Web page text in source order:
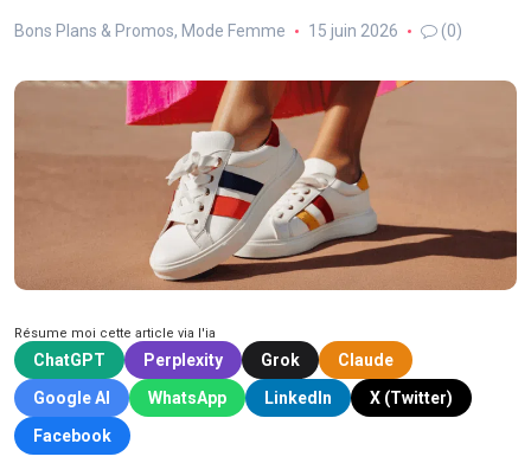
Bons Plans & Promos, Mode Femme 15 juin 2026 (0)
Résume moi cette article via l'ia
ChatGPT Perplexity Grok
Claude
Google AI
WhatsApp LinkedIn
X (Twitter)
Facebook